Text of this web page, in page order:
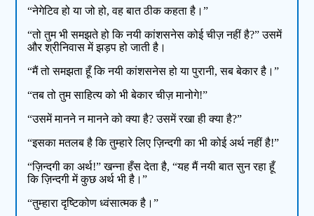
“नेगेटिव हो या जो हो, वह बात ठीक कहता है।”
“तो तुम भी समझते हो कि नयी कांशसनेस कोई चीज़ नहीं है?” उसमें
और श्रीनिवास में झड़प हो जाती है।
“मैं तो समझता हूँ कि नयी कांशसनेस हो या पुरानी, सब बेकार है।”
“तब तो तुम साहित्य को भी बेकार चीज़ मानोगे!”
“उसमें मानने न मानने को क्या है? उसमें रखा ही क्या है?”
“इसका मतलब है कि तुम्हारे लिए ज़िन्दगी का भी कोई अर्थ नहीं है!”
“ज़िन्दगी का अर्थ!” खन्ना हँस देता है, “यह मैं नयी बात सुन रहा हूँ
कि ज़िन्दगी में कुछ अर्थ भी है।”
“तुम्हारा दृष्टिकोण ध्वंसात्मक है।”